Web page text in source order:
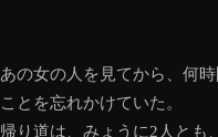
あの女の人を見てから、何
ことを忘れかけていた。
帰り道は、みょうに2人とも